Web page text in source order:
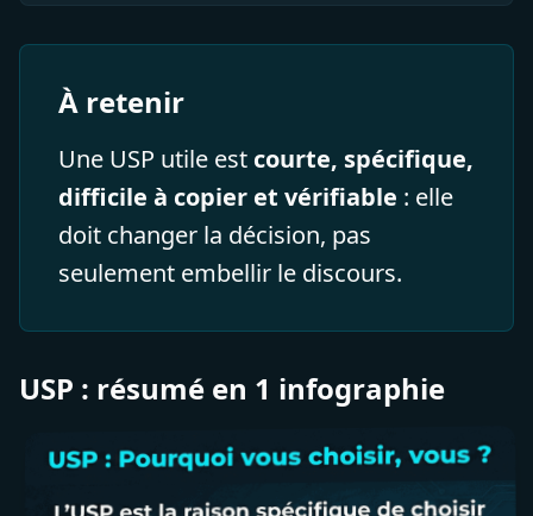
À retenir
Une USP utile est courte, spécifique,
difficile à copier et vérifiable : elle
doit changer la décision, pas
seulement embellir le discours.
USP : résumé en 1 infographie